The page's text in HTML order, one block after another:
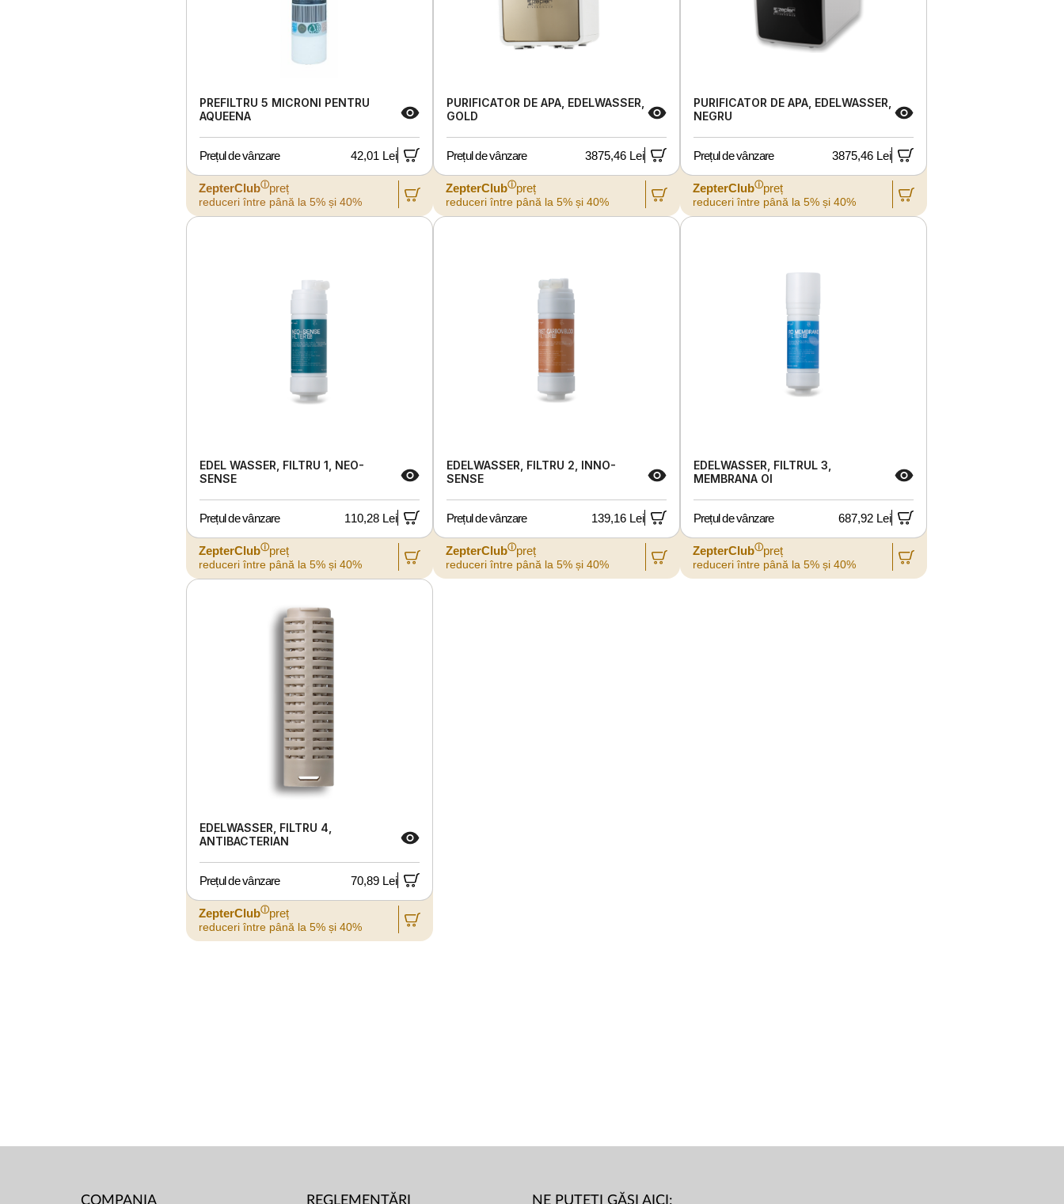
PREFILTRU 5 MICRONI PENTRU
AQUEENA
Prețul de vânzare 42,01 Lei
ZepterClubⓘpreț
reduceri între până la 5% și 40%
PURIFICATOR DE APA, EDELWASSER,
GOLD
Prețul de vânzare 3875,46 Lei
ZepterClubⓘpreț
reduceri între până la 5% și 40%
PURIFICATOR DE APA, EDELWASSER,
NEGRU
Prețul de vânzare 3875,46 Lei
ZepterClubⓘpreț
reduceri între până la 5% și 40%
EDEL WASSER, FILTRU 1, NEO-
SENSE
Prețul de vânzare 110,28 Lei
ZepterClubⓘpreț
reduceri între până la 5% și 40%
EDELWASSER, FILTRU 2, INNO-
SENSE
Prețul de vânzare 139,16 Lei
ZepterClubⓘpreț
reduceri între până la 5% și 40%
EDELWASSER, FILTRUL 3,
MEMBRANA OI
Prețul de vânzare 687,92 Lei
ZepterClubⓘpreț
reduceri între până la 5% și 40%
EDELWASSER, FILTRU 4,
ANTIBACTERIAN
Prețul de vânzare 70,89 Lei
ZepterClubⓘpreț
reduceri între până la 5% și 40%
COMPANIA REGLEMENTĂRI NE PUTEȚI GĂSI AICI: